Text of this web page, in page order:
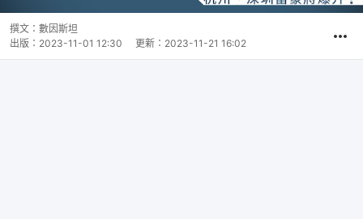
撰文： 數因斯坦
出版： 2023-11-01 12:30 更新： 2023-11-21 16:02